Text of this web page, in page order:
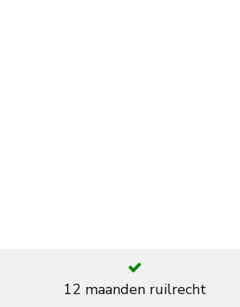
12 maanden ruilrecht